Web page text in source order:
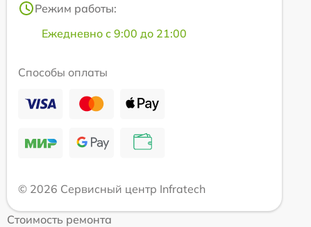
Режим работы:
Ежедневно с 9:00 до 21:00
Способы оплаты
© 2026 Сервисный центр Infratech
Стоимость ремонта